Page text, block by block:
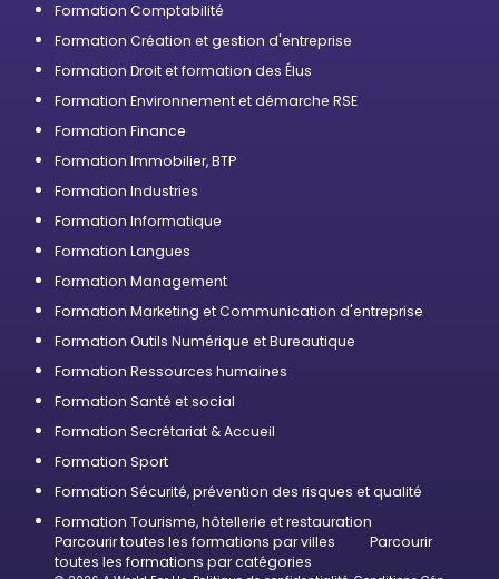
Formation Comptabilité
Formation Création et gestion d'entreprise
Formation Droit et formation des Élus
Formation Environnement et démarche RSE
Formation Finance
Formation Immobilier, BTP
Formation Industries
Formation Informatique
Formation Langues
Formation Management
Formation Marketing et Communication d'entreprise
Formation Outils Numérique et Bureautique
Formation Ressources humaines
Formation Santé et social
Formation Secrétariat & Accueil
Formation Sport
Formation Sécurité, prévention des risques et qualité
Formation Tourisme, hôtellerie et restauration
Parcourir toutes les formations par villes
Parcourir
toutes les formations par catégories